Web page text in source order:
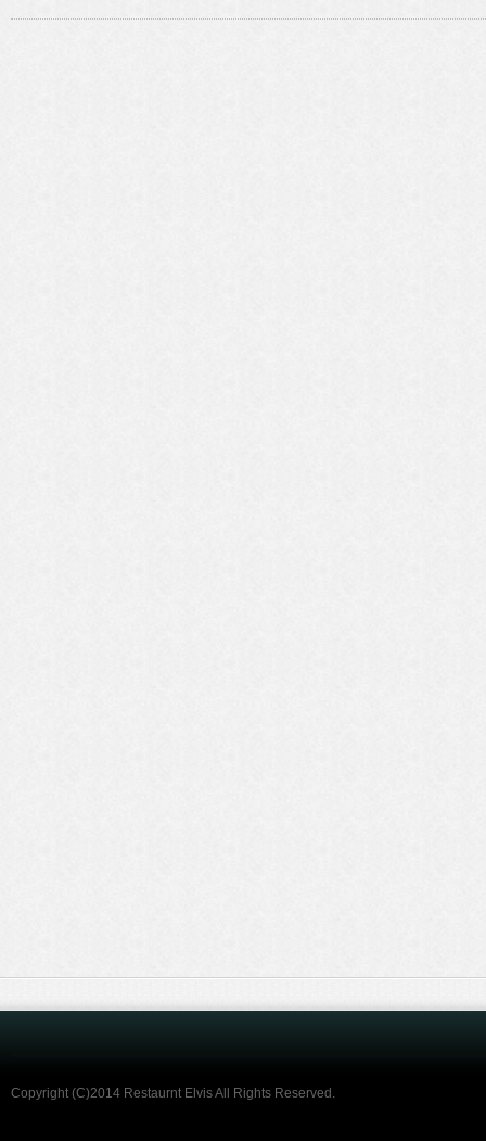
Copyright (C)2014 Restaurnt Elvis All Rights Reserved.